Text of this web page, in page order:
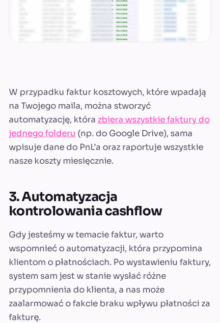
W przypadku faktur kosztowych, które wpadają
na Twojego maila, można stworzyć
automatyzację, która zbiera wszystkie faktury do
jednego folderu (np. do Google Drive), sama
wpisuje dane do PnL’a oraz raportuje wszystkie
nasze koszty miesięcznie.
3. Automatyzacja
kontrolowania cashflow
Gdy jesteśmy w temacie faktur, warto
wspomnieć o automatyzacji, która przypomina
klientom o płatnościach. Po wystawieniu faktury,
system sam jest w stanie wysłać różne
przypomnienia do klienta, a nas może
zaalarmować o fakcie braku wpływu płatności za
fakturę.